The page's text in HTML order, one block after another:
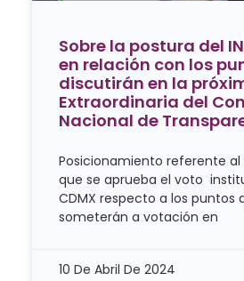
Sobre la postura del
en relación con los
discutirán en la
Extraordinaria del
Nacional de
Posicionamiento referente
que se aprueba el voto
CDMX respecto a los puntos
someterán a votación en
10 De Abril De 2024